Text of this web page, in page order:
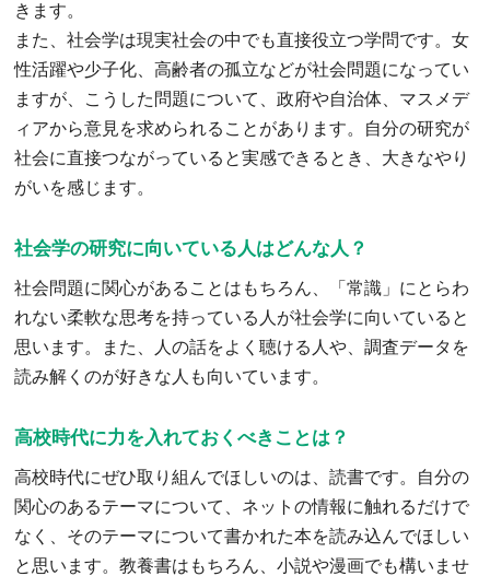
きます。
また、社会学は現実社会の中でも直接役立つ学問です。女
性活躍や少子化、高齢者の孤立などが社会問題になってい
ますが、こうした問題について、政府や自治体、マスメデ
ィアから意見を求められることがあります。自分の研究が
社会に直接つながっていると実感できるとき、大きなやり
がいを感じます。
社会学の研究に向いている人はどんな人？
社会問題に関心があることはもちろん、「常識」にとらわ
れない柔軟な思考を持っている人が社会学に向いていると
思います。また、人の話をよく聴ける人や、調査データを
読み解くのが好きな人も向いています。
高校時代に力を入れておくべきことは？
高校時代にぜひ取り組んでほしいのは、読書です。自分の
関心のあるテーマについて、ネットの情報に触れるだけで
なく、そのテーマについて書かれた本を読み込んでほしい
と思います。教養書はもちろん、小説や漫画でも構いませ